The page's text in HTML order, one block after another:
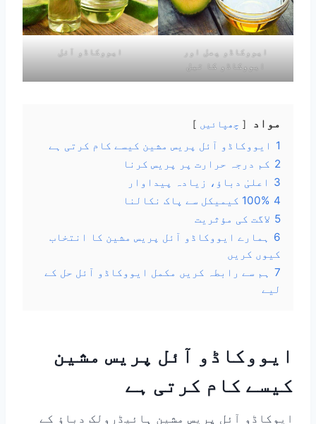
ایووکاڈو پھل اور
ایووکاڈو کا تیل
ایووکاڈو آئل
مواد چھپائیں
1 ایووکاڈو آئل پریس مشین کیسے کام کرتی ہے
2 کم درجہ حرارت پر پریس کرنا
3 اعلیٰ دباؤ، زیادہ پیداوار
4 100% کیمیکل سے پاک نکالنا
5 لاگت کی مؤثریت
6 ہمارے ایووکاڈو آئل پریس مشین کا انتخاب
کیوں کریں
7 ہم سے رابطہ کریں مکمل ایووکاڈو آئل حل کے
لیے
ایووکاڈو آئل پریس مشین
کیسے کام کرتی ہے
ایوکاڈو آئل پریس مشین ہائیڈرولک دباؤ کے